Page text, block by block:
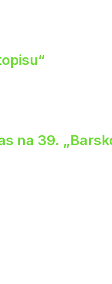
na 39.